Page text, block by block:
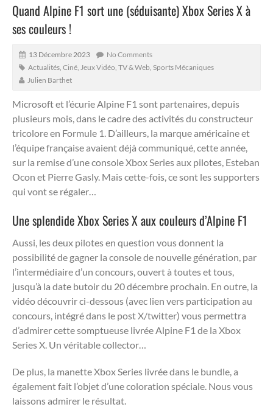
Quand Alpine F1 sort une (séduisante) Xbox Series X à
ses couleurs !
13 Décembre 2023
No Comments
Actualités Ciné, Jeux Vidéo, TV & Web Sports Mécaniques
Julien Barthet
Microsoft et l’écurie Alpine F1 sont partenaires, depuis
plusieurs mois, dans le cadre des activités du constructeur
tricolore en Formule 1. D’ailleurs, la marque américaine et
l’équipe française avaient déjà communiqué, cette année,
sur la remise d’une console Xbox Series aux pilotes, Esteban
Ocon et Pierre Gasly. Mais cette-fois, ce sont les supporters
qui vont se régaler…
Une splendide Xbox Series X aux couleurs d’Alpine F1
Aussi, les deux pilotes en question vous donnent la
possibilité de gagner la console de nouvelle génération, par
l’intermédiaire d’un concours, ouvert à toutes et tous,
jusqu’à la date butoir du 20 décembre prochain. En outre, la
vidéo découvrir ci-dessous (avec lien vers participation au
concours, intégré dans le post X/twitter) vous permettra
d’admirer cette somptueuse livrée Alpine F1 de la Xbox
Series X. Un véritable collector…
De plus, la manette Xbox Series livrée dans le bundle, a
également fait l’objet d’une coloration spéciale. Nous vous
laissons admirer le résultat.